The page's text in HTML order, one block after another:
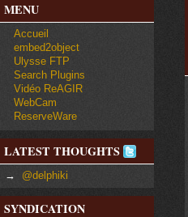
MENU
Accueil
embed2object
Ulysse FTP
Search Plugins
Vidéo ReAGIR
WebCam
ReserveWare
LATEST THOUGHTS
→ @delphiki
SYNDICATION